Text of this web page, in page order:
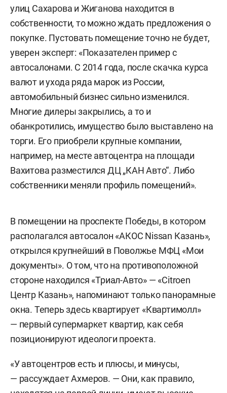
улиц Сахарова и Жиганова находится в
собственности, то можно ждать предложения о
покупке. Пустовать помещение точно не будет,
уверен эксперт: «Показателен пример с
автосалонами. С 2014 года, после скачка курса
валют и ухода ряда марок из России,
автомобильный бизнес сильно изменился.
Многие дилеры закрылись, а то и
обанкротились, имущество было выставлено на
торги. Его приобрели крупные компании,
например, на месте автоцентра на площади
Вахитова разместился ДЦ „КАН Авто“. Либо
собственники меняли профиль помещений».
В помещении на проспекте Победы, в котором
располагался автосалон «АКОС Nissan Казань»,
открылся крупнейший в Поволжье МФЦ «Мои
документы». О том, что на противоположной
стороне находился «Триал-Авто» — «Citroen
Центр Казань», напоминают только панорамные
окна. Теперь здесь квартирует «Квартимолл»
— первый супермаркет квартир, как себя
позиционируют идеологи проекта.
«У автоцентров есть и плюсы, и минусы,
— рассуждает Ахмеров. — Они, как правило,